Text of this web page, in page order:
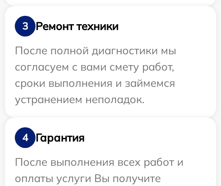
3
Ремонт техники
После полной диагностики мы
согласуем с вами смету работ,
сроки выполнения и займемся
устранением неполадок.
4
Гарантия
После выполнения всех работ и
оплаты услуги Вы получите